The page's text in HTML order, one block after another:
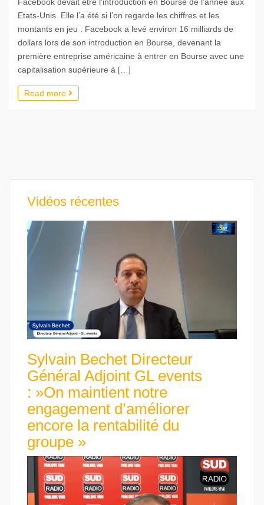
Etats-Unis. Elle l’a été si l’on regarde les chiffres et les
montants en jeu : Facebook a levé environ 16 milliards de
dollars lors de son introduction en Bourse, devenant la
première entreprise américaine à entrer en Bourse avec une
capitalisation supérieure à […]
Read more
Vidéos récentes
Sylvain Bechet Directeur
Général Adjoint GL events
: »On maintient notre
engagement d’améliorer
encore la rentabilité du
groupe »